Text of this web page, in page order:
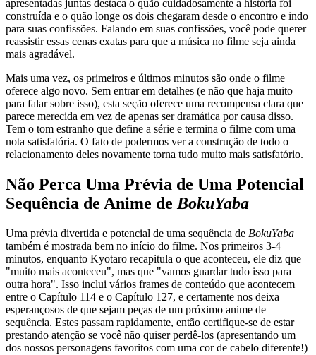
apresentadas juntas destaca o quão cuidadosamente a história foi
construída e o quão longe os dois chegaram desde o encontro e indo
para suas confissões. Falando em suas confissões, você pode querer
reassistir essas cenas exatas para que a música no filme seja ainda
mais agradável.
Mais uma vez, os primeiros e últimos minutos são onde o filme
oferece algo novo. Sem entrar em detalhes (e não que haja muito
para falar sobre isso), esta seção oferece uma recompensa clara que
parece merecida em vez de apenas ser dramática por causa disso.
Tem o tom estranho que define a série e termina o filme com uma
nota satisfatória. O fato de podermos ver a construção de todo o
relacionamento deles novamente torna tudo muito mais satisfatório.
Não Perca Uma Prévia de Uma Potencial
Sequência de Anime de BokuYaba
Uma prévia divertida e potencial de uma sequência de BokuYaba
também é mostrada bem no início do filme. Nos primeiros 3-4
minutos, enquanto Kyotaro recapitula o que aconteceu, ele diz que
"muito mais aconteceu", mas que "vamos guardar tudo isso para
outra hora". Isso inclui vários frames de conteúdo que acontecem
entre o Capítulo 114 e o Capítulo 127, e certamente nos deixa
esperançosos de que sejam peças de um próximo anime de
sequência. Estes passam rapidamente, então certifique-se de estar
prestando atenção se você não quiser perdê-los (apresentando um
dos nossos personagens favoritos com uma cor de cabelo diferente!)